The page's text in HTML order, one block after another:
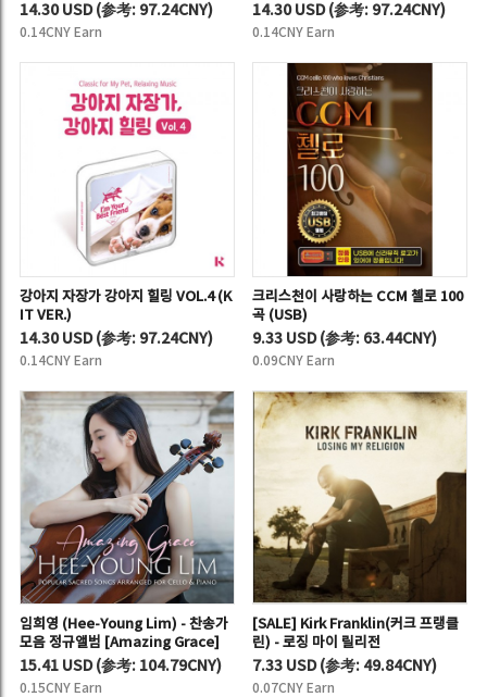
14.30 USD(参考: 97.24CNY)
0.14CNY Earn
14.30 USD(参考: 97.24CNY)
0.14CNY Earn
강아지 자장가 강아지 힐링 VOL.4 (K
IT VER.)
14.30 USD(参考: 97.24CNY)
0.14CNY Earn
크리스천이 사랑하는 CCM 첼로 100
곡 (USB)
9.33 USD(参考: 63.44CNY)
0.09CNY Earn
임희영 (Hee-Young Lim) - 찬송가
모음 정규앨범 [Amazing Grace]
15.41 USD(参考: 104.79CNY)
0.15CNY Earn
[SALE] Kirk Franklin(커크 프랭클
린) - 로징 마이 릴리전
7.33 USD(参考: 49.84CNY)
0.07CNY Earn